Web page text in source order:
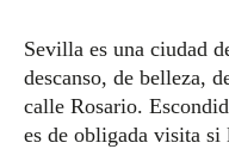
Sevilla es una ciudad
descanso, de belleza,
calle Rosario.
es de obligada visita si